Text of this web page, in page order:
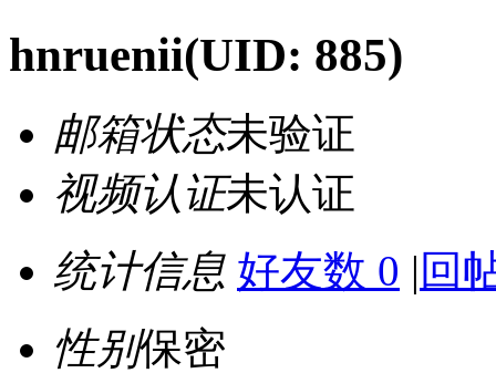
hnruenii(UID: 885)
邮箱状态未验证
视频认证未认证
统计信息 好友数 0 | 回
性别保密